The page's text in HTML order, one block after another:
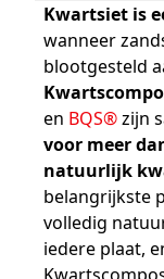
Kwartsiet is
wanneer
blootgesteld
en BQS®zijn
voor meer
natuurlijk
belangrijkste
volledig
iedere plaat,